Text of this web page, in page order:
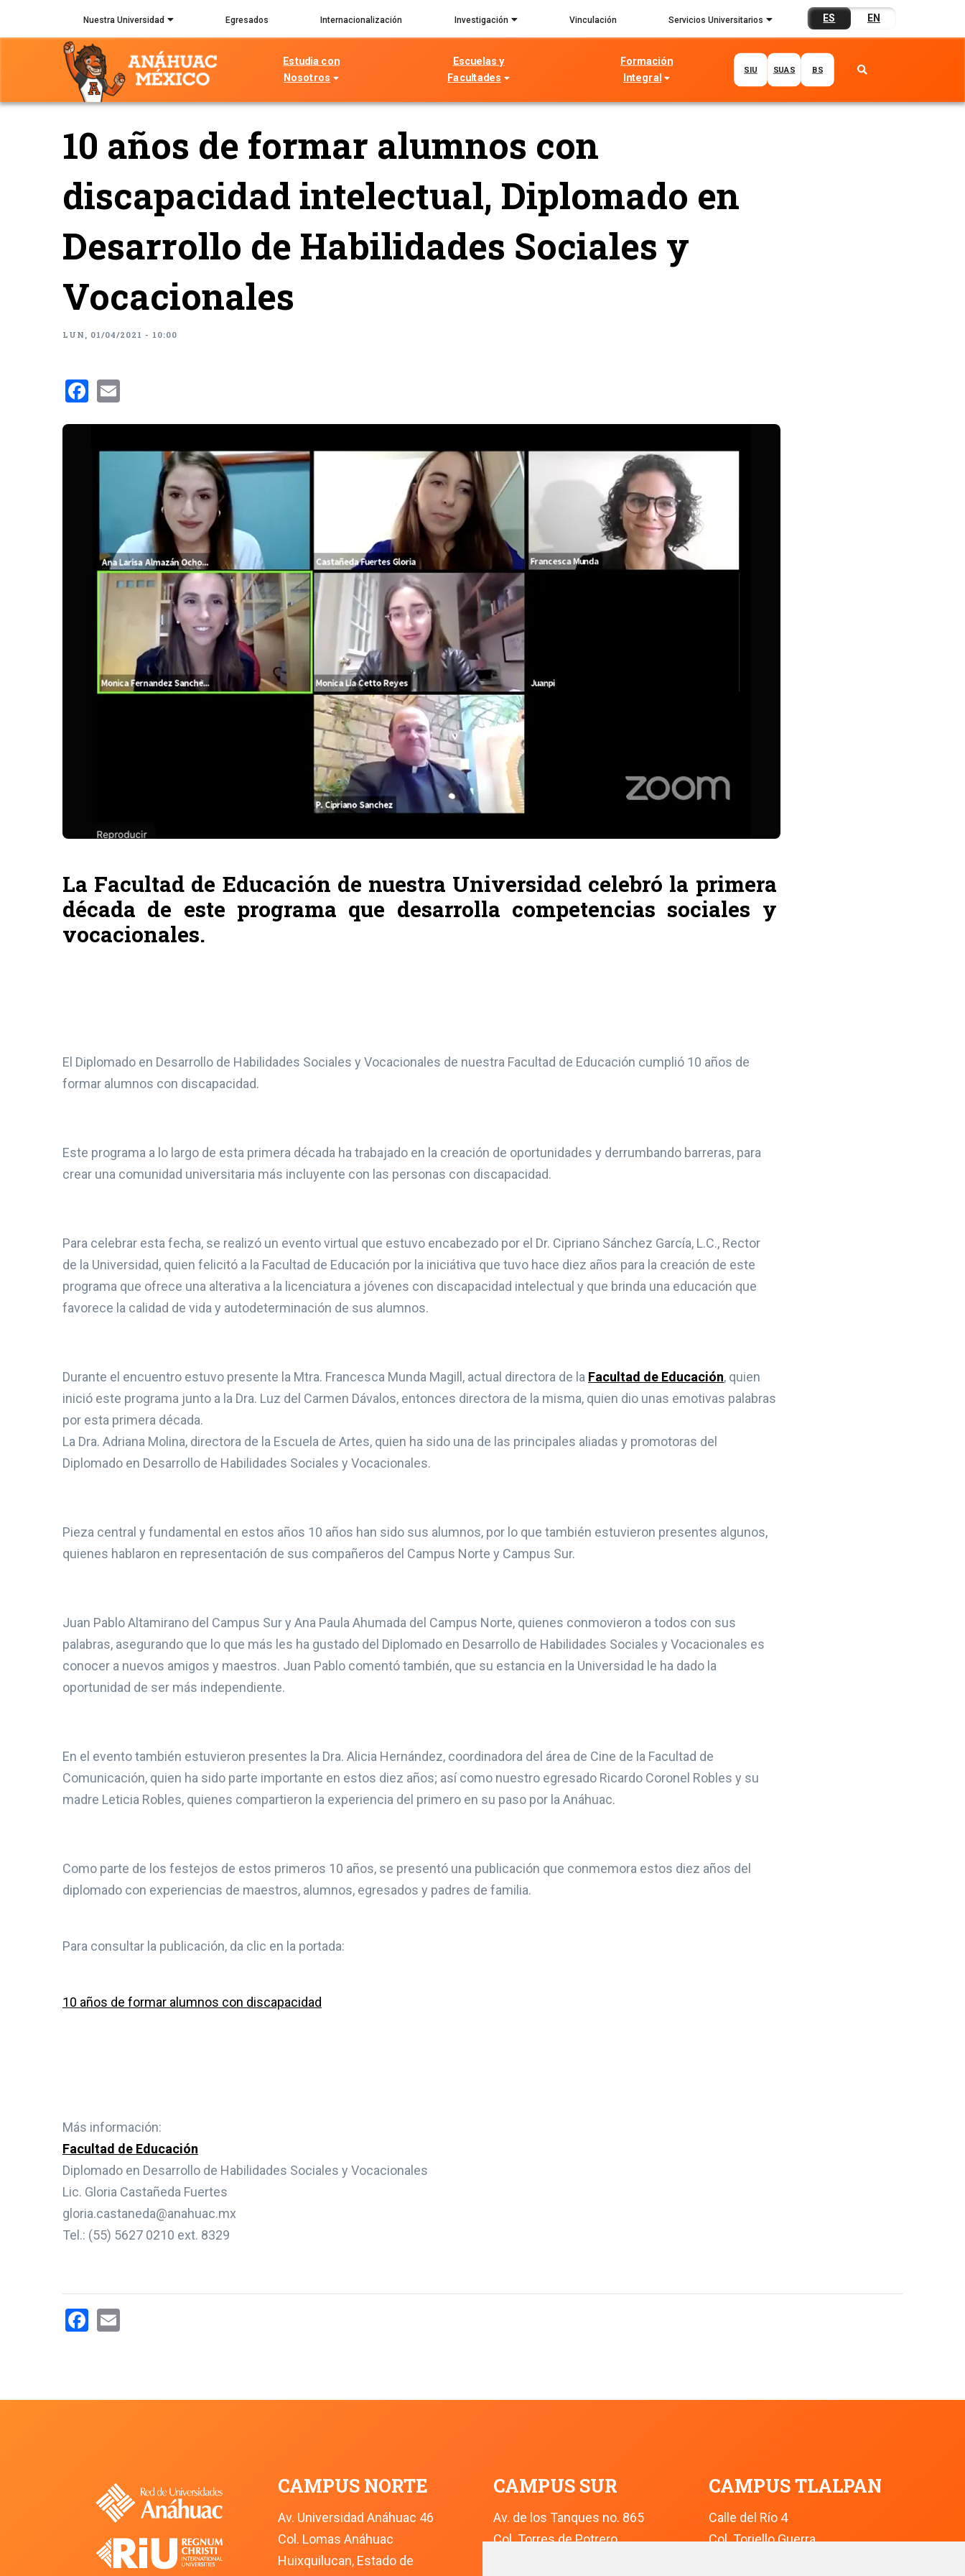
Nuestra Universidad Egresados Internacionalización Investigación Vinculación Servicios Universitarios ES EN
Estudia con
Nosotros
Escuelas y
Facultades
Formación
Integral
SIU SUAS BS
10 años de formar alumnos con
discapacidad intelectual, Diplomado en
Desarrollo de Habilidades Sociales y
Vocacionales
LUN, 01/04/2021 - 10:00
Facebook
La Facultad de Educación de nuestra Universidad celebró la primera
década de este programa que desarrolla competencias sociales y
vocacionales.
El Diplomado en Desarrollo de Habilidades Sociales y Vocacionales de nuestra Facultad de Educación cumplió 10 años de
formar alumnos con discapacidad.
Este programa a lo largo de esta primera década ha trabajado en la creación de oportunidades y derrumbando barreras, para
crear una comunidad universitaria más incluyente con las personas con discapacidad.
Para celebrar esta fecha, se realizó un evento virtual que estuvo encabezado por el Dr. Cipriano Sánchez García, L.C., Rector
de la Universidad, quien felicitó a la Facultad de Educación por la iniciátiva que tuvo hace diez años para la creación de este
programa que ofrece una alterativa a la licenciatura a jóvenes con discapacidad intelectual y que brinda una educación que
favorece la calidad de vida y autodeterminación de sus alumnos.
Durante el encuentro estuvo presente la Mtra. Francesca Munda Magill, actual directora de la Facultad de Educación, quien
inició este programa junto a la Dra. Luz del Carmen Dávalos, entonces directora de la misma, quien dio unas emotivas palabras
por esta primera década.
La Dra. Adriana Molina, directora de la Escuela de Artes, quien ha sido una de las principales aliadas y promotoras del
Diplomado en Desarrollo de Habilidades Sociales y Vocacionales.
Pieza central y fundamental en estos años 10 años han sido sus alumnos, por lo que también estuvieron presentes algunos,
quienes hablaron en representación de sus compañeros del Campus Norte y Campus Sur.
Juan Pablo Altamirano del Campus Sur y Ana Paula Ahumada del Campus Norte, quienes conmovieron a todos con sus
palabras, asegurando que lo que más les ha gustado del Diplomado en Desarrollo de Habilidades Sociales y Vocacionales es
conocer a nuevos amigos y maestros. Juan Pablo comentó también, que su estancia en la Universidad le ha dado la
oportunidad de ser más independiente.
En el evento también estuvieron presentes la Dra. Alicia Hernández, coordinadora del área de Cine de la Facultad de
Comunicación, quien ha sido parte importante en estos diez años; así como nuestro egresado Ricardo Coronel Robles y su
madre Leticia Robles, quienes compartieron la experiencia del primero en su paso por la Anáhuac.
Como parte de los festejos de estos primeros 10 años, se presentó una publicación que conmemora estos diez años del
diplomado con experiencias de maestros, alumnos, egresados y padres de familia.
Para consultar la publicación, da clic en la portada:
10 años de formar alumnos con discapacidad
Más información:
Facultad de Educación
Diplomado en Desarrollo de Habilidades Sociales y Vocacionales
Lic. Gloria Castañeda Fuertes
gloria.castaneda@anahuac.mx
Tel.: (55) 5627 0210 ext. 8329
Facebook
CAMPUS NORTE
Av. Universidad Anáhuac 46
Col. Lomas Anáhuac
Huixquilucan, Estado de
CAMPUS SUR
Av. de los Tanques no. 865
Col. Torres de Potrero
CAMPUS TLALPAN
Calle del Río 4
Col. Toriello Guerra